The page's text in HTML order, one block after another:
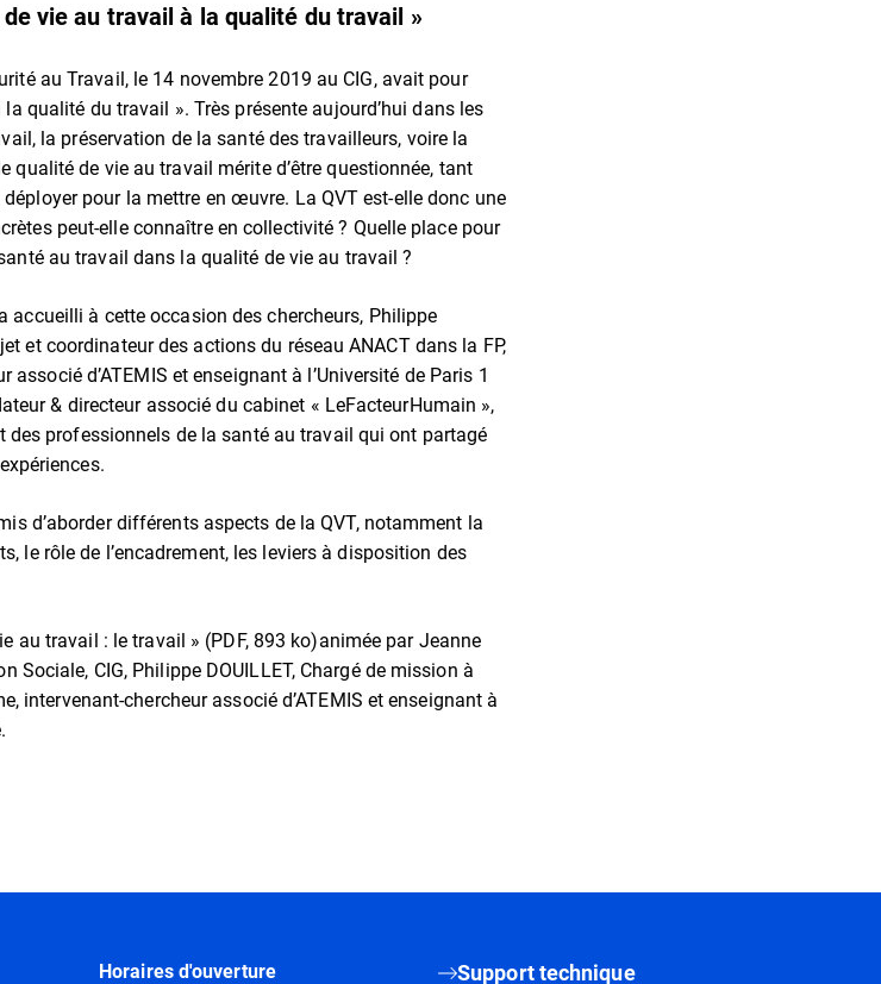
vie au travail à la qualité du travail »
au Travail, le 14 novembre 2019 au CIG, avait pour
qualité du travail ». Très présente aujourd’hui dans les
la préservation de la santé des travailleurs, voire la
qualité de vie au travail mérite d’être questionnée, tant
pour la mettre en œuvre. La QVT est-elle donc une
peut-elle connaître en collectivité ? Quelle place pour
au travail dans la qualité de vie au travail ?
accueilli à cette occasion des chercheurs, Philippe
et coordinateur des actions du réseau ANACT dans la FP,
associé d’ATEMIS et enseignant à l’Université de Paris 1
& directeur associé du cabinet « LeFacteurHumain »,
professionnels de la santé au travail qui ont partagé
d’aborder différents aspects de la QVT, notamment la
le rôle de l’encadrement, les leviers à disposition des
au travail : le travail » (PDF, 893 ko)animée par Jeanne
Sociale, CIG, Philippe DOUILLET, Chargé de mission à
intervenant-chercheur associé d’ATEMIS et enseignant à
onglet)
nouvel onglet)
e-mail
dans un nouvel onglet)
Horaires d'ouverture Support technique